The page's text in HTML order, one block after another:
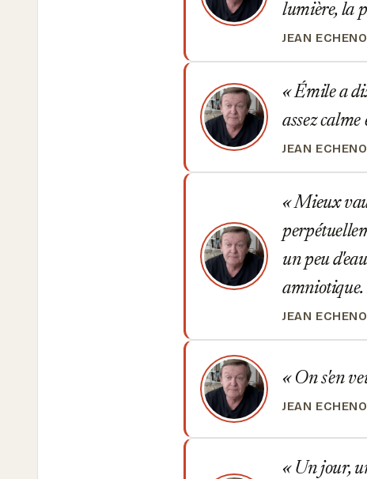
lumière, la
JEAN
Émile a
assez
JEAN
Mieux
un peu
amniotique.
JEAN
On s'en
JEAN
Un jour,